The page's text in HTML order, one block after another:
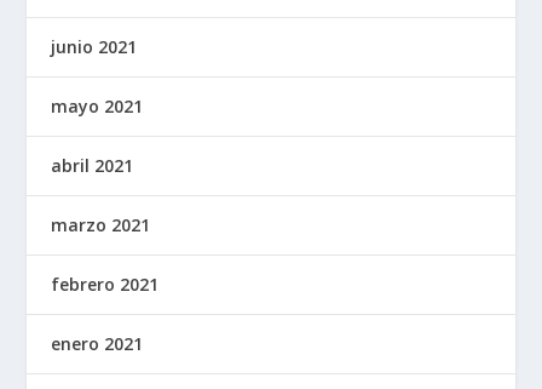
junio 2021
mayo 2021
abril 2021
marzo 2021
febrero 2021
enero 2021